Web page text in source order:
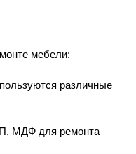
мебели:
различные
МДФ для ремонта